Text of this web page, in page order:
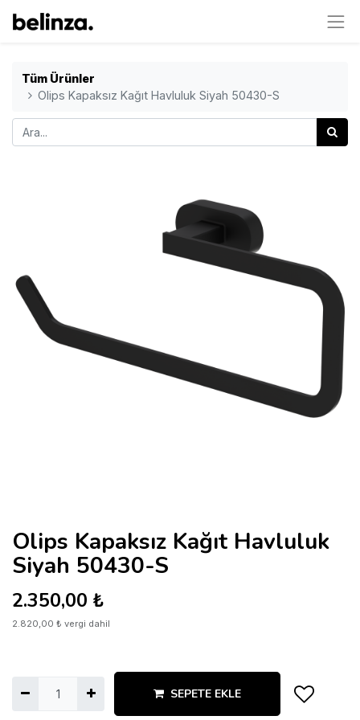
Tüm Ürünler
Olips Kapaksız Kağıt Havluluk Siyah 50430-S
Olips Kapaksız Kağıt Havluluk
Siyah 50430-S
2.350,00 ₺
2.820,00 ₺ vergi dahil
SEPETE EKLE